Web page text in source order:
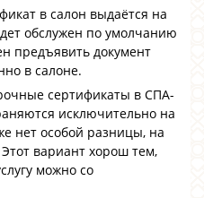
в салон выдаётся на
обслужен по умолчанию
предъявить документ
в салоне.
сертификаты в СПА-
исключительно на
нет особой разницы, на
вариант хорош тем,
можно со